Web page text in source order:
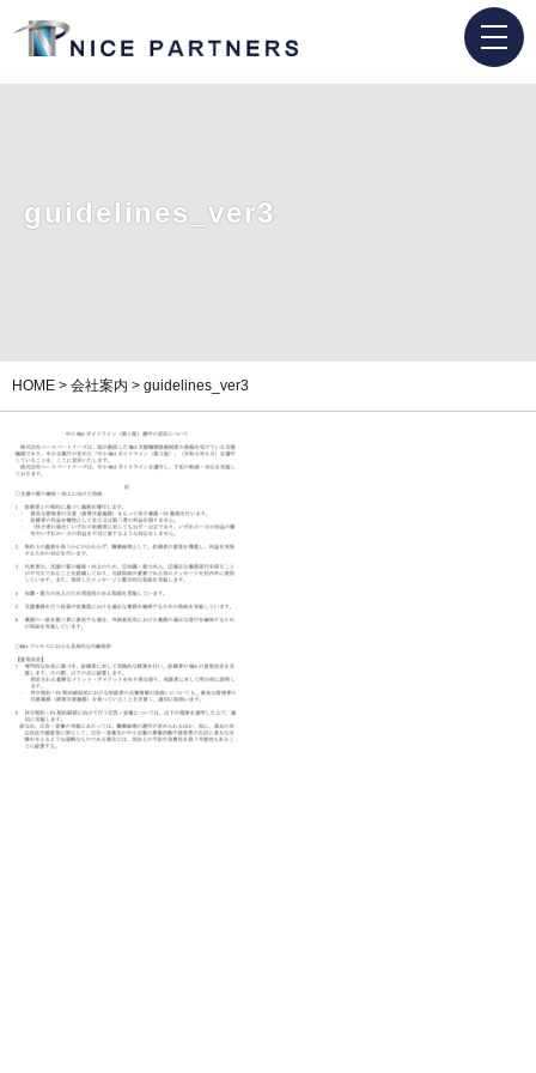
guidelines_ver3
HOME > 会社案内 > guidelines_ver3